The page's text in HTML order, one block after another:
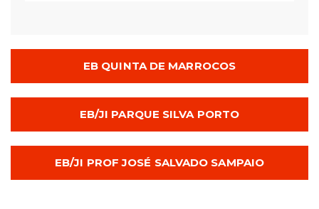
EB QUINTA DE MARROCOS
EB/JI PARQUE SILVA PORTO
EB/JI PROF JOSÉ SALVADO SAMPAIO